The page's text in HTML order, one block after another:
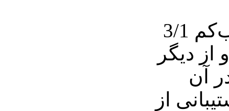
این نت‌بوک شامل وب‌کم 3/1
دیگر
آن
از